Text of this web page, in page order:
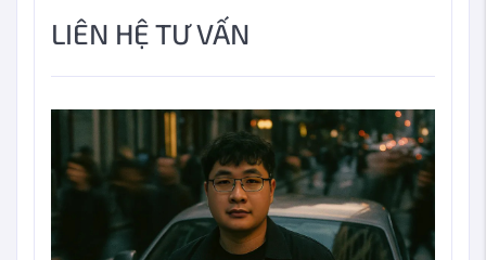
LIÊN HỆ TƯ VẤN